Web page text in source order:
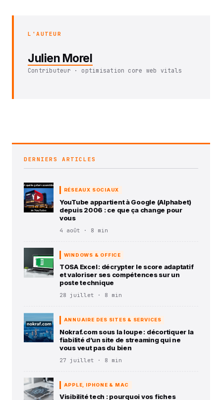
L'AUTEUR
Julien Morel
Contributeur · optimisation core web vitals
DERNIERS ARTICLES
RÉSEAUX SOCIAUX
YouTube appartient à Google (Alphabet)
depuis 2006 : ce que ça change pour
vous
4 août · 8 min
WINDOWS & OFFICE
TOSA Excel : décrypter le score adaptatif
et valoriser ses compétences sur un
poste technique
28 juillet · 8 min
ANNUAIRE DES SITES & SERVICES
Nokraf.com sous la loupe : décortiquer la
fiabilité d’un site de streaming qui ne
vous veut pas du bien
27 juillet · 8 min
APPLE, IPHONE & MAC
Visibilité tech : pourquoi vos fiches